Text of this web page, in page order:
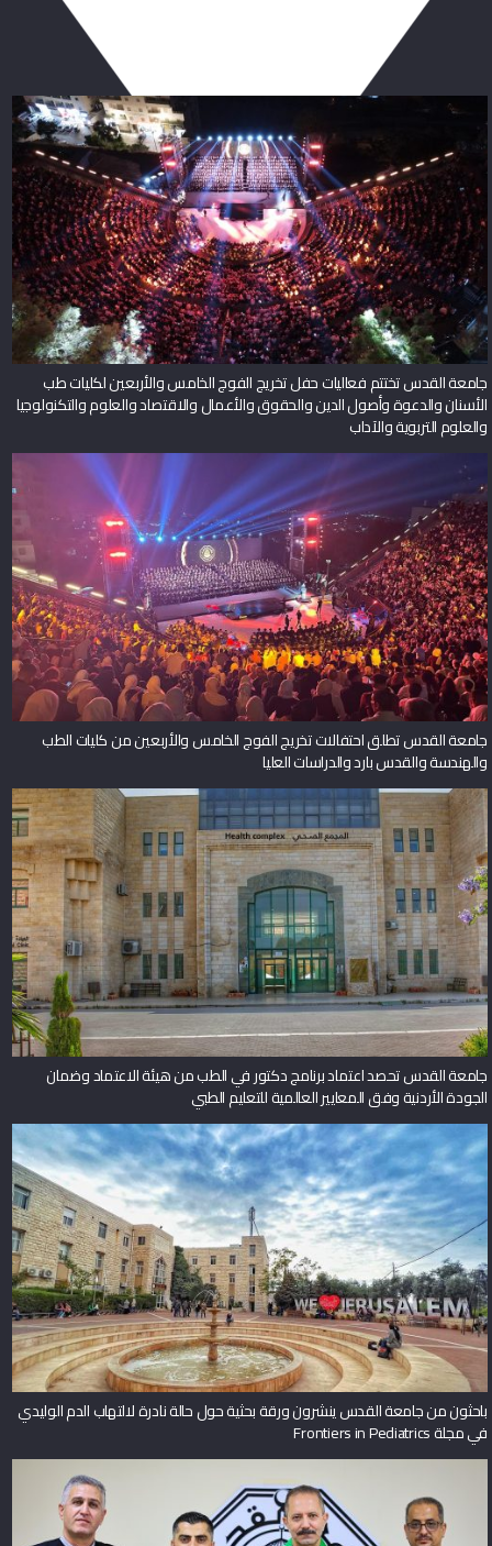
جامعة القدس تختتم فعاليات حفل تخريج الفوج الخامس والأربعين لكليات طب
الأسنان والدعوة وأصول الدين والحقوق والأعمال والاقتصاد والعلوم والتكنولوجيا
والعلوم التربوية والآداب
جامعة القدس تطلق احتفالات تخريج الفوج الخامس والأربعين من كليات الطب
والهندسة والقدس بارد والدراسات العليا
جامعة القدس تحصد اعتماد برنامج دكتور في الطب من هيئة الاعتماد وضمان
الجودة الأردنية وفق المعايير العالمية للتعليم الطبي
باحثون من جامعة القدس ينشرون ورقة بحثية حول حالة نادرة لالتهاب الدم الوليدي
في مجلة Frontiers in Pediatrics